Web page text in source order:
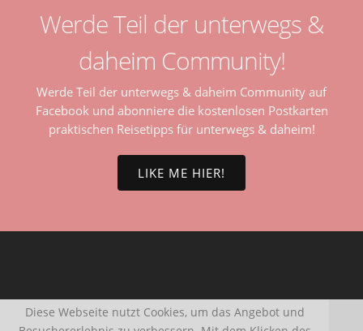
Werde Teil der unterwegs &
daheim Community!
Werde Teil der unterwegs & daheim Community auf
Facebook und abonniere die kostenlosen Postkarten
praktischen Reisetipps für unterwegs & daheim!
LIKE ME HIER!
Diese Webseite nutzt Cookies, um das Angebot und